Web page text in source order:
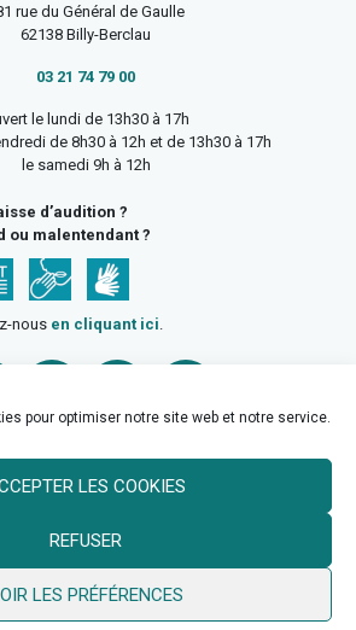
pour optimiser notre site web et notre service.
LES COOKIES
REFUSER
LES PRÉFÉRENCES
rue du Général de Gaulle
62138 Billy-Berclau
03 21 74 79 00
le lundi de 13h30 à 17h
de 8h30 à 12h et de 13h30 à 17h
le samedi 9h à 12h
d’audition ?
ou malentendant ?
nous en cliquant ici.
—neoweb.fr